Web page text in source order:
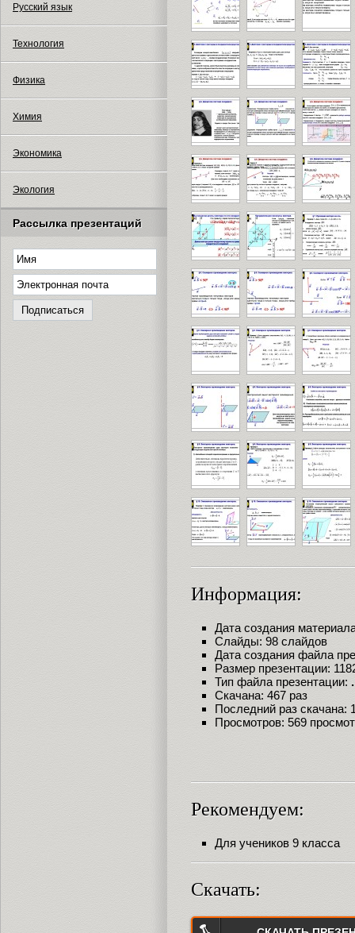
Русский язык
Технология
Физика
Химия
Экономика
Экология
Рассылка презентаций
Информация:
Дата создания
Слайды: 98 слайдов
Дата создания файла
Размер презентации:
Тип файла презентации:
Скачана: 467 раз
Последний раз скачана:
Просмотров: 569
Рекомендуем:
Для учеников 9 класса
Скачать: